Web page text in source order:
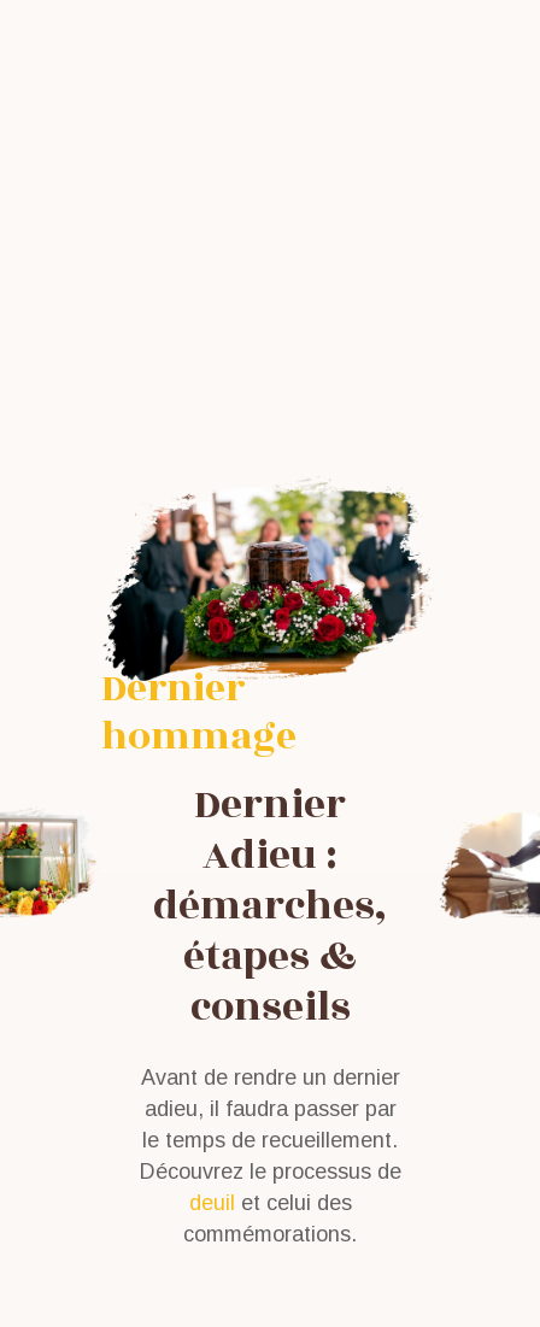
Dernier
hommage
Dernier
Adieu :
démarches,
étapes &
conseils
Avant de rendre un dernier
adieu, il faudra passer par
le temps de recueillement.
Découvrez le processus de
deuil et celui des
commémorations.